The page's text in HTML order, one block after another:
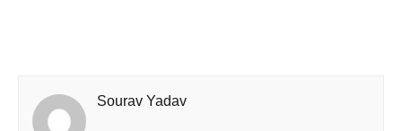
Sourav Yadav